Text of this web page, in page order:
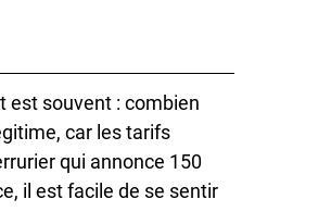
est souvent : combien
car les tarifs
qui annonce 150
il est facile de se sentir